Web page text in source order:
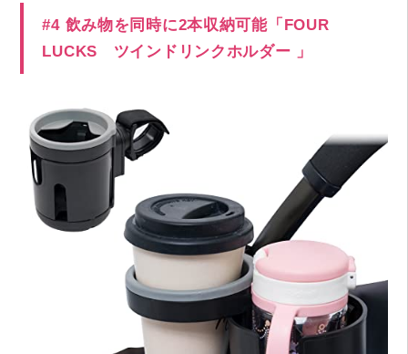
#4 飲み物を同時に2本収納可能「FOUR
LUCKS ツインドリンクホルダー 」